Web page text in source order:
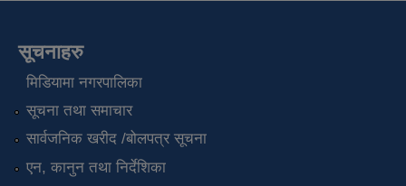
सूचनाहरु
मिडियामा नगरपालिका
सूचना तथा समाचार
सार्वजनिक खरीद /बोलपत्र सूचना
एन, कानुन तथा निर्देशिका